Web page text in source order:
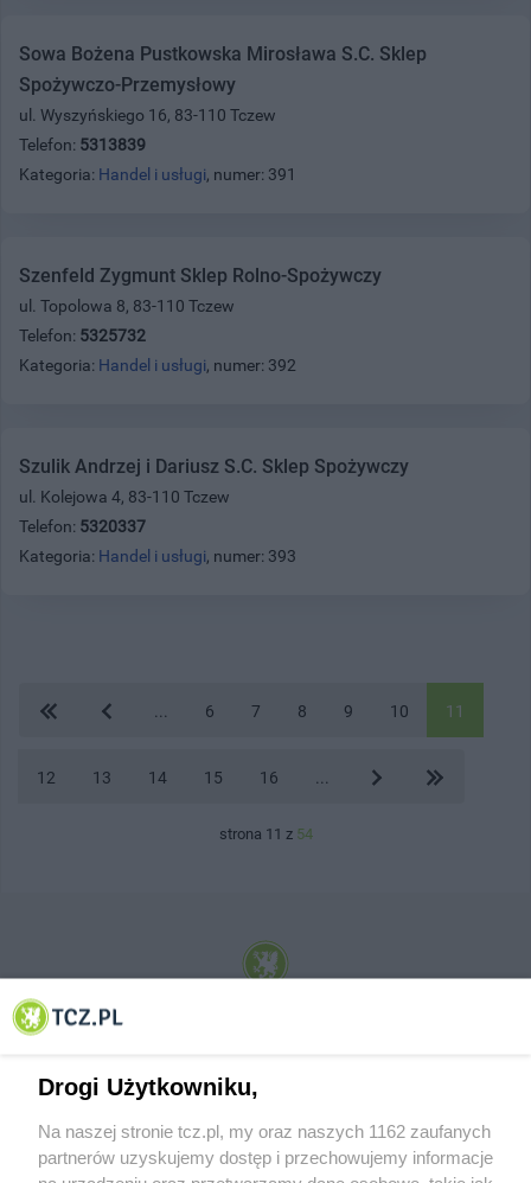
Sowa Bożena Pustkowska Mirosława S.C. Sklep
Spożywczo-Przemysłowy
ul. Wyszyńskiego 16, 83-110 Tczew
Telefon: 5313839
Kategoria: Handel i usługi, numer: 391
Szenfeld Zygmunt Sklep Rolno-Spożywczy
ul. Topolowa 8, 83-110 Tczew
Telefon: 5325732
Kategoria: Handel i usługi, numer: 392
Szulik Andrzej i Dariusz S.C. Sklep Spożywczy
ul. Kolejowa 4, 83-110 Tczew
Telefon: 5320337
Kategoria: Handel i usługi, numer: 393
6 7 8 9 10 11
12 13 14 15 16
strona 11 z 54
© 2001-2026 Tczew - TCZ.PL Sp. z o.o. Internetowy Serwis Informacyjny Miasta
Drogi Użytkowniku,
Na naszej stronie tcz.pl, my oraz naszych 1162 zaufanych
partnerów uzyskujemy dostęp i przechowujemy informacje